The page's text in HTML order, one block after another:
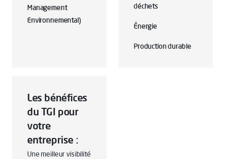
Management
Environnemental)
déchets
Énergie
Production durable
Les bénéfices
du TGI pour
votre
entreprise :
Une meilleur visibilité